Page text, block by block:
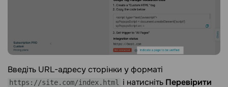
Введіть URL-адресу сторінки у форматі
https://site.com/index.html і натисніть Перевірити